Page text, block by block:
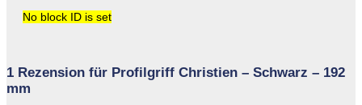
No block ID is set
1 Rezension für Profilgriff Christien – Schwarz – 192
mm